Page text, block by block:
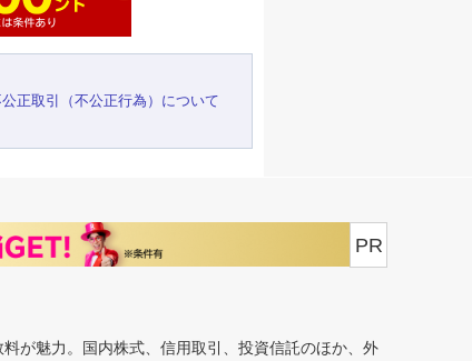
正取引（不公正行為）について
PR
が魅力。国内株式、信用取引、投資信託のほか、外